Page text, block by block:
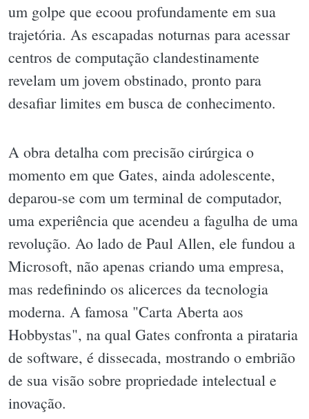
um golpe que ecoou profundamente em sua
trajetória. As escapadas noturnas para acessar
centros de computação clandestinamente
revelam um jovem obstinado, pronto para
desafiar limites em busca de conhecimento.
A obra detalha com precisão cirúrgica o
momento em que Gates, ainda adolescente,
deparou-se com um terminal de computador,
uma experiência que acendeu a fagulha de uma
revolução. Ao lado de Paul Allen, ele fundou a
Microsoft, não apenas criando uma empresa,
mas redefinindo os alicerces da tecnologia
moderna. A famosa "Carta Aberta aos
Hobbystas", na qual Gates confronta a pirataria
de software, é dissecada, mostrando o embrião
de sua visão sobre propriedade intelectual e
inovação.